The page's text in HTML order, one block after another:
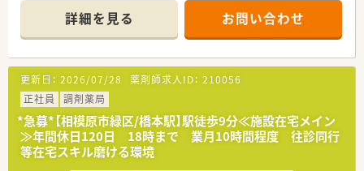
医療に深く貢献しています。
■薬剤師は常時2名体制で業務にあたっており、一人当たりの負
担が少なく安心して働けます。
【法人特徴について】
■大手グループの安定基盤を持ちながらも、地域密着型の運営を
大切にしている調剤薬局です。
■個人の希望に合わせた多様な働き方を尊重し、独立支援やマネ
ジメント職への道も用意します。
■店舗運営や採用は独自に行っており、現場の意見が通りやすい
風通しの良さが魅力の企業です。
詳細を見る お問い合わせ
更新日： 2026/07/28 薬剤師求人ID： 210056
正社員
調剤薬局
*急募*【相模原市緑区/橋本駅】駅徒歩9分≪施設在宅メイン
≫年間休日120日 18時まで 業月10時間程度 往診同行
等在宅スキル磨ける環境